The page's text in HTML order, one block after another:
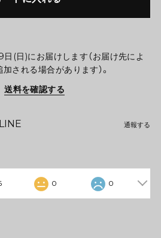
(日)にお届けします（お届け先によ
される場合があります）。
送料を確認する
LINE 通報する
0 0